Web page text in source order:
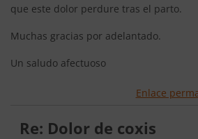
que este dolor perdure tras el parto.
Muchas gracias por adelantado.
Un saludo afectuoso
Enlace
Re: Dolor de coxis